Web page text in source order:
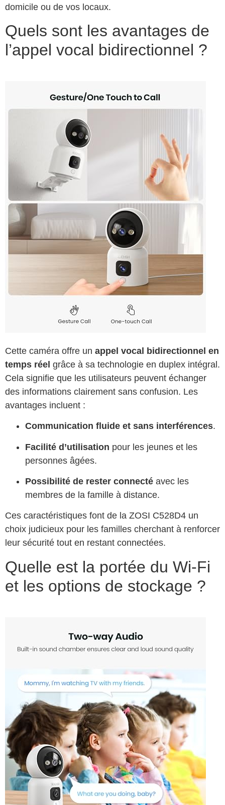
domicile ou de vos locaux.
Quels sont les avantages de
l’appel vocal bidirectionnel ?
Cette caméra offre un appel vocal bidirectionnel en
temps réel grâce à sa technologie en duplex intégral.
Cela signifie que les utilisateurs peuvent échanger
des informations clairement sans confusion. Les
avantages incluent :
Communication fluide et sans interférences.
Facilité d’utilisation pour les jeunes et les
personnes âgées.
Possibilité de rester connecté avec les
membres de la famille à distance.
Ces caractéristiques font de la ZOSI C528D4 un
choix judicieux pour les familles cherchant à renforcer
leur sécurité tout en restant connectées.
Quelle est la portée du Wi-Fi
et les options de stockage ?